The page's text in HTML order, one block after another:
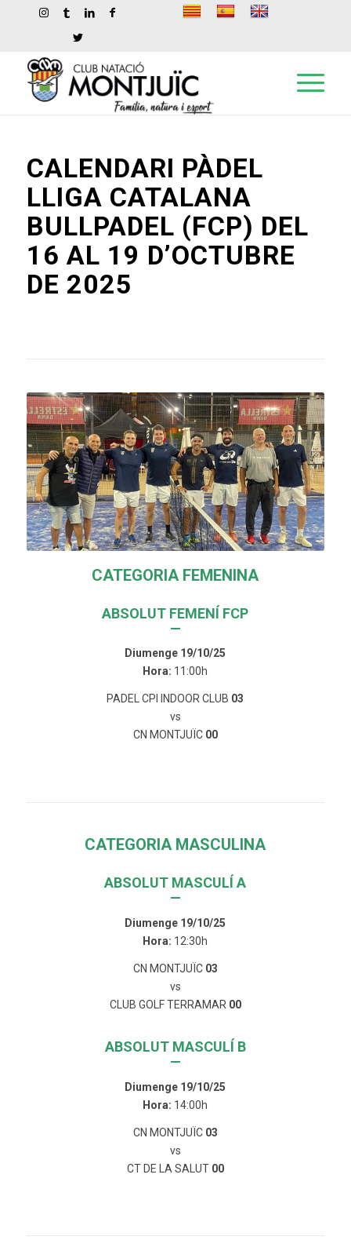
CALENDARI PÀDEL
LLIGA CATALANA
BULLPADEL (FCP) DEL
16 AL 19 D’OCTUBRE
DE 2025
CATEGORIA FEMENINA
ABSOLUT FEMENÍ FCP
—
Diumenge 19/10/25
Hora: 11:00h
PADEL CPI INDOOR CLUB 03
vs
CN MONTJUÏC 00
CATEGORIA MASCULINA
ABSOLUT MASCULÍ A
—
Diumenge 19/10/25
Hora: 12:30h
CN MONTJUÏC 03
vs
CLUB GOLF TERRAMAR 00
ABSOLUT MASCULÍ B
—
Diumenge 19/10/25
Hora: 14:00h
CN MONTJUÏC 03
vs
CT DE LA SALUT 00